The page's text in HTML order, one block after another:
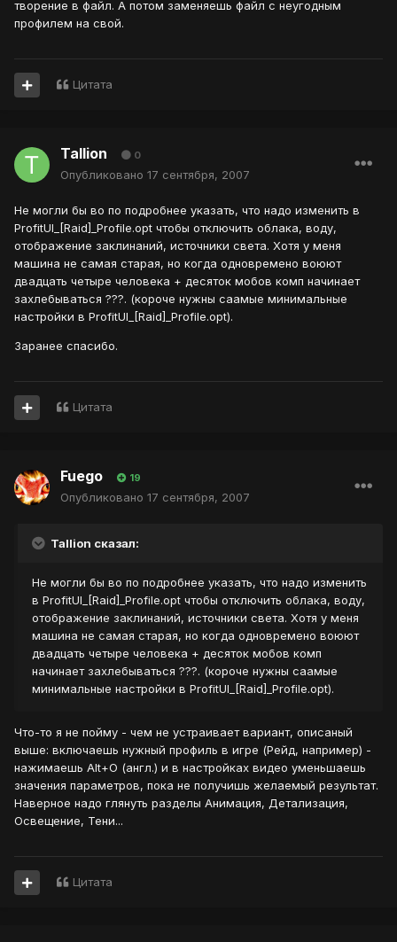
творение в файл. А потом заменяешь файл с неугодным
профилем на свой.
Цитата
Tallion 0
Опубликовано 17 сентября, 2007
Не могли бы во по подробнее указать, что надо изменить в
ProfitUI_[Raid]_Profile.opt чтобы отключить облака, воду,
отображение заклинаний, источники света. Хотя у меня
машина не самая старая, но когда одновремено воюют
двадцать четыре человека + десяток мобов комп начинает
захлебываться ???. (короче нужны саамые минимальные
настройки в ProfitUI_[Raid]_Profile.opt).
Заранее спасибо.
Цитата
Fuego 19
Опубликовано 17 сентября, 2007
Tallion сказал:
Не могли бы во по подробнее указать, что надо изменить
в ProfitUI_[Raid]_Profile.opt чтобы отключить облака, воду,
отображение заклинаний, источники света. Хотя у меня
машина не самая старая, но когда одновремено воюют
двадцать четыре человека + десяток мобов комп
начинает захлебываться ???. (короче нужны саамые
минимальные настройки в ProfitUI_[Raid]_Profile.opt).
Что-то я не пойму - чем не устраивает вариант, описаный
выше: включаешь нужный профиль в игре (Рейд, например) -
нажимаешь Alt+O (англ.) и в настройках видео уменьшаешь
значения параметров, пока не получишь желаемый результат.
Наверное надо глянуть разделы Анимация, Детализация,
Освещение, Тени...
Цитата